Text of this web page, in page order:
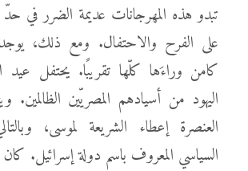
تبدو هذه المهرجانات عديمة الضرر في حدّ
على الفرح والاحتفال. ومع ذلك،
كامن وراءَها كلّها تقريبًا. يحتفل
اليهود من أسيادهم المصريّين الظالمين.
العنصرة إعطاء الشريعة لموسى،
السياسي المعروف باسم دولة إسرائيل.